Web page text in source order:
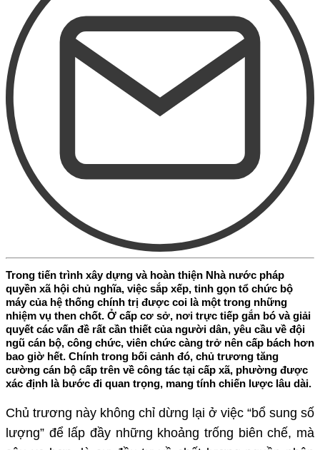
Trong tiến trình xây dựng và hoàn thiện Nhà nước pháp
quyền xã hội chủ nghĩa, việc sắp xếp, tinh gọn tổ chức bộ
máy của hệ thống chính trị được coi là một trong những
nhiệm vụ then chốt. Ở cấp cơ sở, nơi trực tiếp gắn bó và giải
quyết các vấn đề rất cần thiết của người dân, yêu cầu về đội
ngũ cán bộ, công chức, viên chức càng trở nên cấp bách hơn
bao giờ hết. Chính trong bối cảnh đó, chủ trương tăng
cường cán bộ cấp trên về công tác tại cấp xã, phường được
xác định là bước đi quan trọng, mang tính chiến lược lâu dài.
Chủ trương này không chỉ dừng lại ở việc “bổ sung số
lượng” để lấp đầy những khoảng trống biên chế, mà